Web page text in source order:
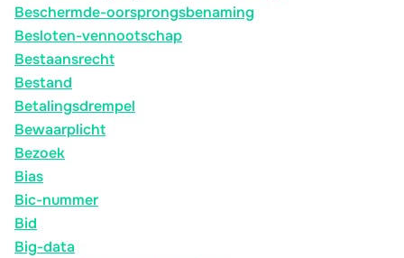
Beschermde-oorsprongsbenaming
Besloten-vennootschap
Bestaansrecht
Bestand
Betalingsdrempel
Bewaarplicht
Bezoek
Bias
Bic-nummer
Bid
Big-data